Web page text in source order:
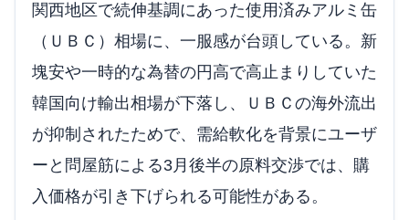
関西地区で続伸基調にあった使用済みアルミ缶
（ＵＢＣ）相場に、一服感が台頭している。新
塊安や一時的な為替の円高で高止まりしていた
韓国向け輸出相場が下落し、ＵＢＣの海外流出
が抑制されたためで、需給軟化を背景にユーザ
ーと問屋筋による3月後半の原料交渉では、購
入価格が引き下げられる可能性がある。